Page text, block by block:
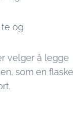
te og
velger å legge
som en flaske